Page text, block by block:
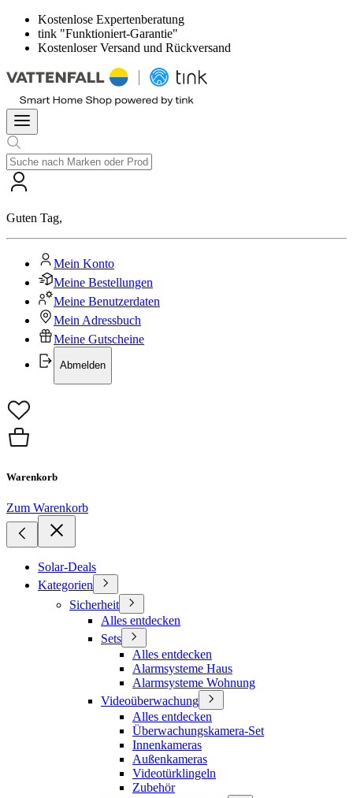
Kostenlose Expertenberatung
tink "Funktioniert-Garantie"
Kostenloser Versand und Rückversand
Guten Tag,
Mein Konto
Meine Bestellungen
Meine Benutzerdaten
Mein Adressbuch
Meine Gutscheine
Abmelden
Warenkorb
Zum Warenkorb
Solar-Deals
Kategorien
Sicherheit
Alles entdecken
Sets
Alles entdecken
Alarmsysteme Haus
Alarmsysteme Wohnung
Videoüberwachung
Alles entdecken
Überwachungskamera-Set
Innenkameras
Außenkameras
Videotürklingeln
Zubehör